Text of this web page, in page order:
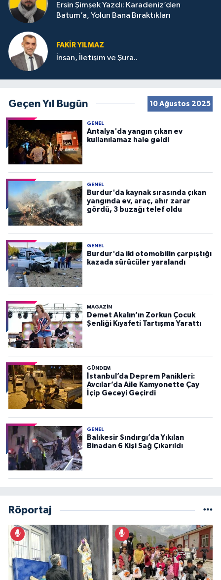
Ersin Şimşek Yazdı: Karadeniz’den
Batum’a, Yolun Bana Bıraktıkları
FAKIR YILMAZ
İnsan, İletişim ve Şura..
Geçen Yıl Bugün 10 Ağustos 2025
GENEL
Antalya'da yangın çıkan ev
kullanılamaz hale geldi
GENEL
Burdur'da kaynak sırasında çıkan
yangında ev, araç, ahır zarar
gördü, 3 buzağı telef oldu
GENEL
Burdur'da iki otomobilin çarpıştığı
kazada sürücüler yaralandı
MAGAZİN
Demet Akalın’ın Zorkun Çocuk
Şenliği Kıyafeti Tartışma Yarattı
GÜNDEM
İstanbul’da Deprem Panikleri:
Avcılar’da Aile Kamyonette Çay
İçip Geceyi Geçirdi
GENEL
Balıkesir Sındırgı’da Yıkılan
Binadan 6 Kişi Sağ Çıkarıldı
Röportaj